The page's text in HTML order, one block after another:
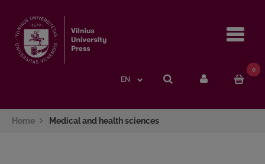
EN
0
Home Medical and health sciences